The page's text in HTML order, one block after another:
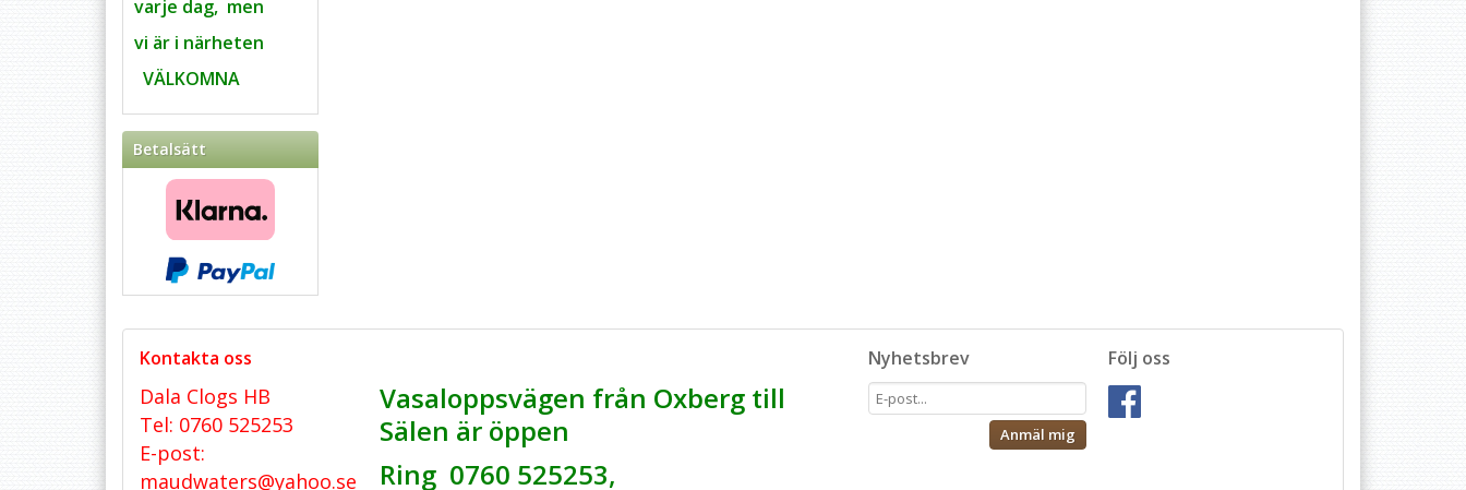
varje dag, men
vi är i närheten
VÄLKOMNA
Betalsätt
Kontakta oss
Dala Clogs HB
Tel: 0760 525253
E-post:
maudwaters@yahoo.se
Följ oss
Nyhetsbrev
Anmäl mig
Vasaloppsvägen från Oxberg till
Sälen är öppen
Ring 0760 525253,